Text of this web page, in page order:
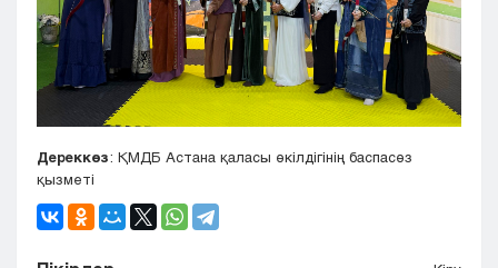
Дереккөз: ҚМДБ Астана қаласы өкілдігінің баспасөз
қызметі